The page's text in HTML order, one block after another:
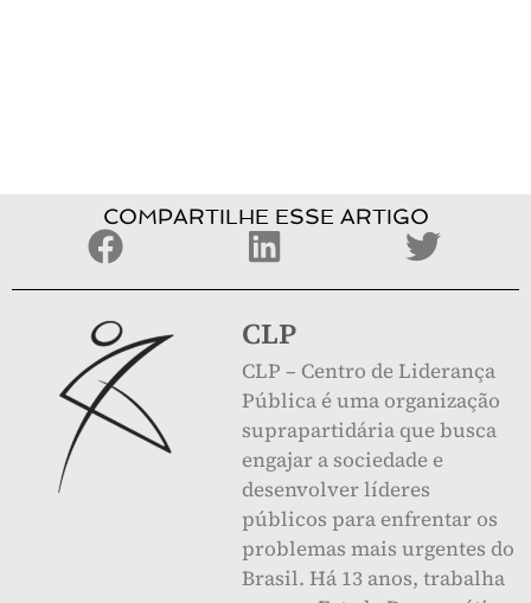
COMPARTILHE ESSE ARTIGO
CLP
CLP – Centro de Liderança
Pública é uma organização
suprapartidária que busca
engajar a sociedade e
desenvolver líderes
públicos para enfrentar os
problemas mais urgentes do
Brasil. Há 13 anos, trabalha